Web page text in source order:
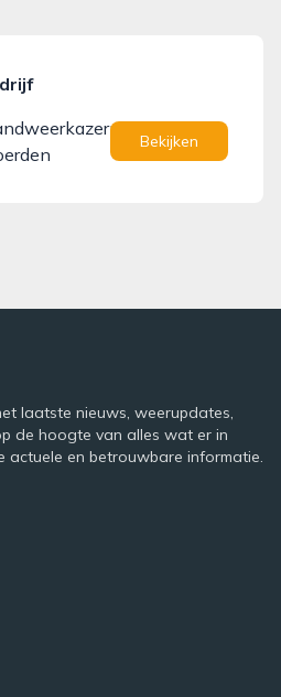
Bekijken
laatste nieuws, weerupdates,
de hoogte van alles wat er in
actuele en betrouwbare informatie.